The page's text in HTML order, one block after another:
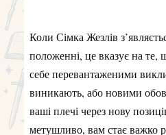
Коли Сімка Жезлів
положенні, це вказує на те,
себе перевантаженими
виникають, або новими
ваші плечі через нову
метушливо, вам стає важко